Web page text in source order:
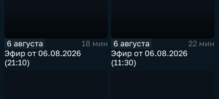
6 августа
18 мин
Эфир от 06.08.2026
(21:10)
6 августа
22 мин
Эфир от 06.08.2026
(11:30)